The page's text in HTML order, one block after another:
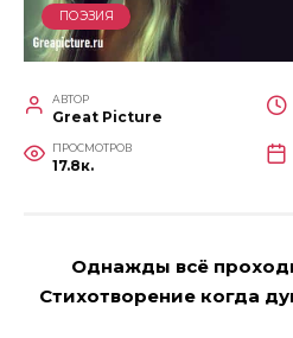
ПОЭЗИЯ
АВТОР
Great Picture
ПРОСМОТРОВ
17.8к.
Однажды всё
Стихотворение когда